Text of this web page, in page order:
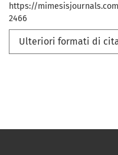
https://
2466
Ulteriori formati di